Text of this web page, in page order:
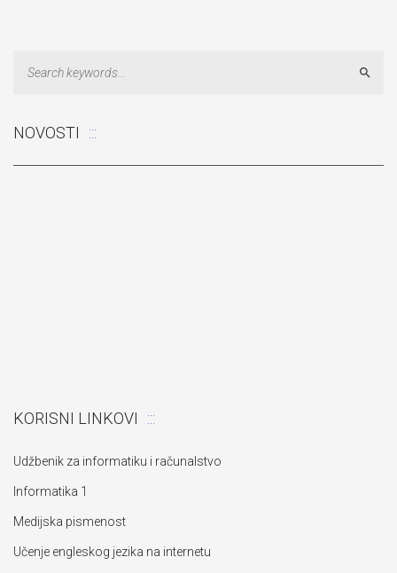
NOVOSTI
KORISNI LINKOVI
Udžbenik za informatiku i računalstvo
Informatika 1
Medijska pismenost
Učenje engleskog jezika na internetu